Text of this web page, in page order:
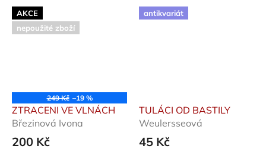
AKCE
nepoužité zboží
249 Kč –19 %
ZTRACENI VE VLNÁCH
Březinová Ivona
200 Kč
antikvariát
TULÁCI OD BASTILY
Weulersseová
45 Kč